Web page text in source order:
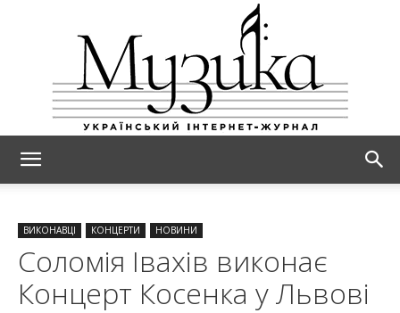
ВИКОНАВЦІ КОНЦЕРТИ НОВИНИ
Соломія Івахів виконає
Концерт Косенка у Львові